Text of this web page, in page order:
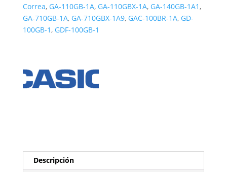
Correa, GA-110GB-1A, GA-110GBX-1A, GA-140GB-1A1,
GA-710GB-1A, GA-710GBX-1A9, GAC-100BR-1A, GD-
100GB-1, GDF-100GB-1
Descripción